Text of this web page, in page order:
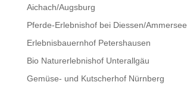
Aichach/Augsburg
Pferde-Erlebnishof bei Diessen/Ammersee
Erlebnisbauernhof Petershausen
Bio Naturerlebnishof Unterallgäu
Gemüse- und Kutscherhof Nürnberg